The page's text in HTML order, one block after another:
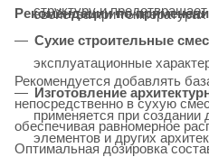
свойства при
структуру и
Сухие строительные
эксплуатационные
Изготовление
применяется при
элементов и других
Рекомендации по
Рекомендуется добавлять
непосредственно в сухую
обеспечивая равномерное
Оптимальная дозировка